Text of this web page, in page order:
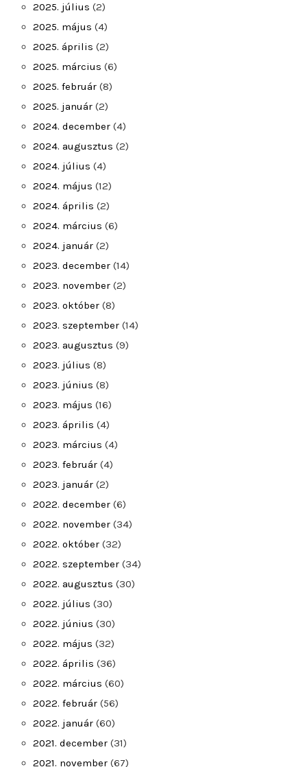
2025. július (2)
2025. május (4)
2025. április (2)
2025. március (6)
2025. február (8)
2025. január (2)
2024. december (4)
2024. augusztus (2)
2024. július (4)
2024. május (12)
2024. április (2)
2024. március (6)
2024. január (2)
2023. december (14)
2023. november (2)
2023. október (8)
2023. szeptember (14)
2023. augusztus (9)
2023. július (8)
2023. június (8)
2023. május (16)
2023. április (4)
2023. március (4)
2023. február (4)
2023. január (2)
2022. december (6)
2022. november (34)
2022. október (32)
2022. szeptember (34)
2022. augusztus (30)
2022. július (30)
2022. június (30)
2022. május (32)
2022. április (36)
2022. március (60)
2022. február (56)
2022. január (60)
2021. december (31)
2021. november (67)